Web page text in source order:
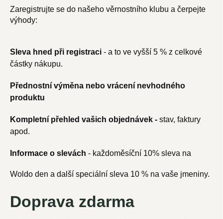
Zaregistrujte se do našeho věrnostního klubu a čerpejte
výhody:
Sleva hned při registraci - a to ve vyšší 5 % z celkové
částky nákupu.
Přednostní výměna nebo vrácení nevhodného
produktu
Kompletní přehled vašich objednávek - stav, faktury
apod.
Informace o slevách - každoměsíční 10% sleva na
Woldo den a další speciální sleva 10 % na vaše jmeniny.
Doprava zdarma